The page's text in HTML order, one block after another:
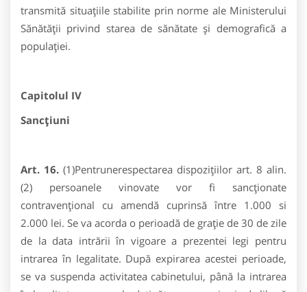
transmită situaţiile stabilite prin norme ale Ministerului
Sănătăţii privind starea de sănătate şi demografică a
populaţiei.
Capitolul IV
Sancţiuni
Art. 16. (1)Pentrunerespectarea dispoziţiilor art. 8 alin.
(2) persoanele vinovate vor fi sancţionate
contravenţional cu amendă cuprinsă între 1.000 si
2.000 lei. Se va acorda o perioadă de grație de 30 de zile
de la data intrării în vigoare a prezentei legi pentru
intrarea în legalitate. După expirarea acestei perioade,
se va suspenda activitatea cabinetului, până la intrarea